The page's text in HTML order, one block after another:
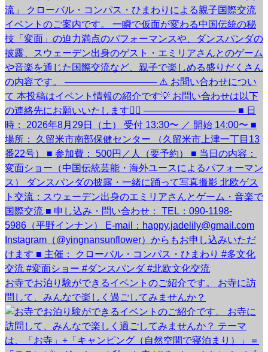
お寺でお泊り験ができるイベントのご紹介です。 お寺に訪
問して、みんなで楽しく過ごしてみませんか？